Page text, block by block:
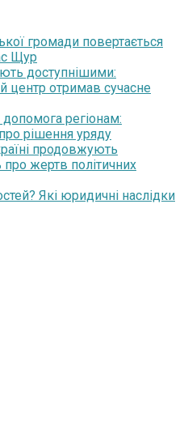
громади повертається
Щур
доступнішими:
центр отримав сучасне
допомога регіонам:
рішення уряду
продовжують
жертв політичних
Які юридичні наслідки